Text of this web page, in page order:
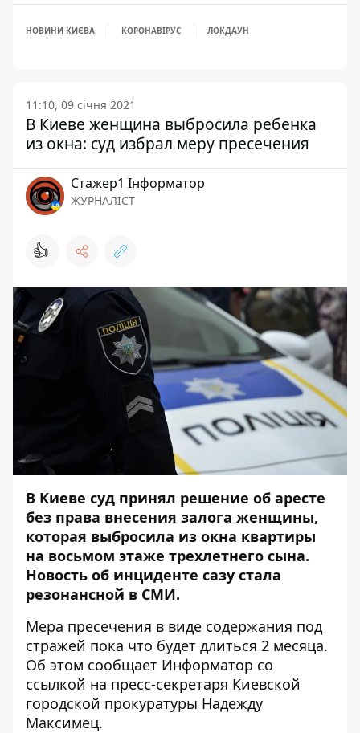
НОВИНИ КИЄВА КОРОНАВІРУС ЛОКДАУН
11:10, 09 січня 2021
В Киеве женщина выбросила ребенка
из окна: суд избрал меру пресечения
Стажер1 Інформатор
ЖУРНАЛІСТ
👍
В Киеве суд принял решение об аресте
без права внесения залога женщины,
которая выбросила из окна квартиры
на восьмом этаже трехлетнего сына.
Новость об инциденте сазу стала
резонансной в СМИ.
Мера пресечения в виде содержания под
стражей пока что будет длиться 2 месяца.
Об этом сообщает Информатор со
ссылкой на пресс-секретаря Киевской
городской прокуратуры Надежду
Максимец.